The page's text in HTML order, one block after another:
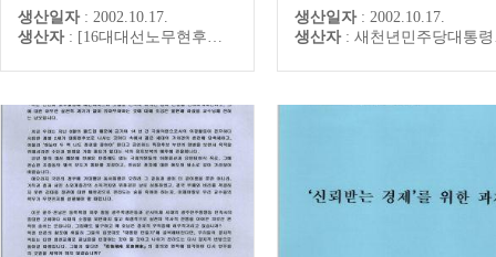
를 더욱 증진시키는 중요한 역할
을 해주기를 바랍니다.
생산일자 : 2002.10.17.
생산자 : [16대대선노무현후보선거대책본부]
를 더욱 증진시키는 중요한
을 해주기를 바랍니다.
생산일자 : 2002.10.17.
생산자 : 새천년민주당대통령후보 노무현